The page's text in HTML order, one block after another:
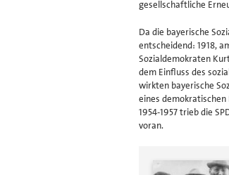
gesellschaftliche
Da die bayerische
entscheidend: 1918,
Sozialdemokraten
dem Einfluss des
wirkten bayerische
eines
1954-1957 trieb die
voran.